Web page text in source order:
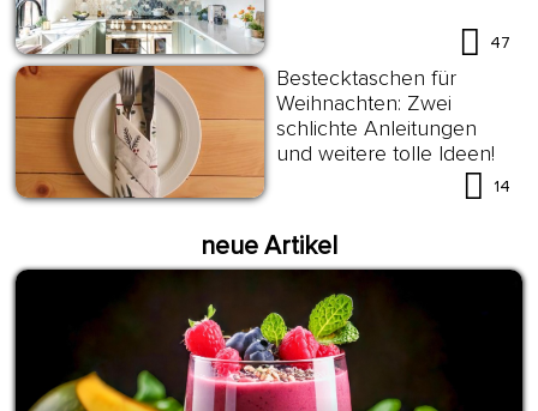
47
Bestecktaschen für
Weihnachten: Zwei
schlichte Anleitungen
und weitere tolle Ideen!
14
neue Artikel